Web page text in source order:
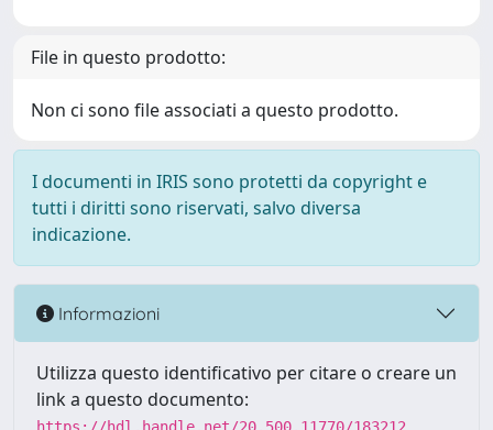
File in questo prodotto:
Non ci sono file associati a questo prodotto.
I documenti in IRIS sono protetti da copyright e
tutti i diritti sono riservati, salvo diversa
indicazione.
Informazioni
Utilizza questo identificativo per citare o creare un
link a questo documento: